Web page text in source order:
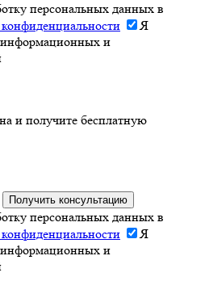
персональных данных в
Я
информационных и
и получите бесплатную
Получить консультацию
персональных данных в
Я
информационных и